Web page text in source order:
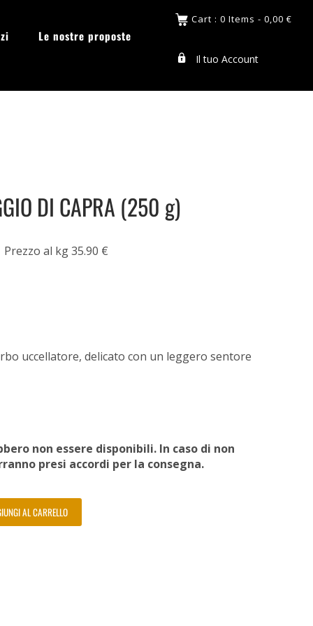
Le nostre proposte
Cart : 0 Items - 0,00 €
Il tuo Account
DI CAPRA (250 g)
Prezzo al kg 35.90 €
uccellatore, delicato con un leggero sentore
non essere disponibili. In caso di non
presi accordi per la consegna.
AL CARRELLO